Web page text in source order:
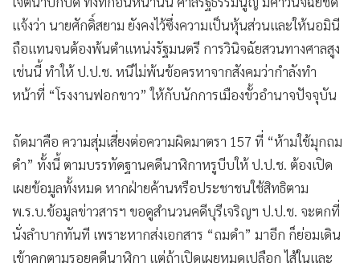
Factcheck
•
• News1
• Gotomanager
ผู้จัดการสุดสัปดาห์ - เชื้อไฟจาก “คดีนาฬิกาหรู” กำลังลามทุ่งไป
กลายเป็นพิมพ์เขียวชิ้นเอก ที่ฝ่ายค้านนำมาใช้เป็นโมเดลในการ
ลาก ป.ป.ช. ชุดปัจจุบันขึ้นเขียงในคดีป.ป.ช.มีมติเอกฉันท์ยก
คำร้องปม “ซุกหุ้น หจก.บุรีเจริญคอนสตรัคชั่น” ของนายศักดิ์
หากพิจารณาในเชิงลึก คดีซุกหุ้นบุรีเจริญฯ มีความเหมือน
ราวกับคู่แฝดคดีนาฬิกาหรู และอาจมีจุดจบที่ “คุก” ก็อาจเป็น
ไปได้สูงยิ่ง เมื่อพินิจจากปมขัดแย้งมติ ป.ป.ช. สวนทางศาลสูง โดย
คดีนาฬิกาหรูรอดเพราะตรรกะ “ยืมเพื่อนใส่” ส่วนคดีศักดิ์สยาม
ป.ป.ช. มีมติยกคำร้องโดยอ้างเอกสารทะเบียนพาณิชย์ว่าไม่มี